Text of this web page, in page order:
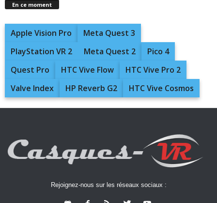
En ce moment
Apple Vision Pro
Meta Quest 3
PlayStation VR 2
Meta Quest 2
Pico 4
Quest Pro
HTC Vive Flow
HTC Vive Pro 2
Valve Index
HP Reverb G2 HTC Vive Cosmos
Rejoignez-nous sur les réseaux sociaux :